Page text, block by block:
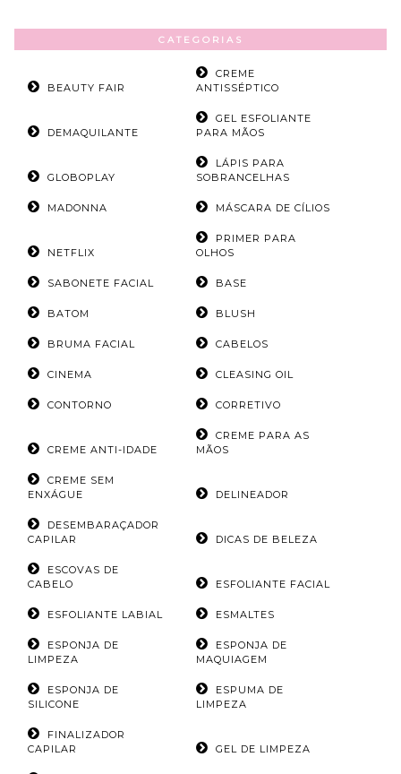
CATEGORIAS
BEAUTY FAIR
CREME
ANTISSÉPTICO
DEMAQUILANTE
GEL ESFOLIANTE
PARA MÃOS
GLOBOPLAY
LÁPIS PARA
SOBRANCELHAS
MADONNA MÁSCARA DE CÍLIOS
NETFLIX
PRIMER PARA
OLHOS
SABONETE FACIAL BASE
BATOM BLUSH
BRUMA FACIAL CABELOS
CINEMA CLEASING OIL
CONTORNO CORRETIVO
CREME ANTI-IDADE
CREME PARA AS
MÃOS
CREME SEM
ENXÁGUE
DELINEADOR
DESEMBARAÇADOR
CAPILAR
DICAS DE BELEZA
ESCOVAS DE
CABELO
ESFOLIANTE FACIAL
ESFOLIANTE LABIAL ESMALTES
ESPONJA DE
LIMPEZA
ESPONJA DE
MAQUIAGEM
ESPONJA DE
SILICONE
ESPUMA DE
LIMPEZA
FINALIZADOR
CAPILAR
GEL DE LIMPEZA